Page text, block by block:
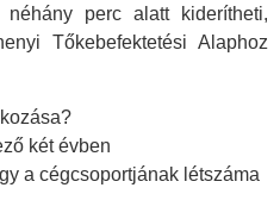
néhány perc alatt kiderítheti,
Tőkebefektetési Alaphoz
két évben
a cégcsoportjának létszáma